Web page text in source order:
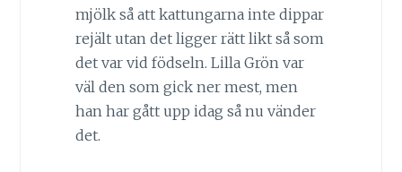
mjölk så att kattungarna inte dippar
rejält utan det ligger rätt likt så som
det var vid födseln. Lilla Grön var
väl den som gick ner mest, men
han har gått upp idag så nu vänder
det.